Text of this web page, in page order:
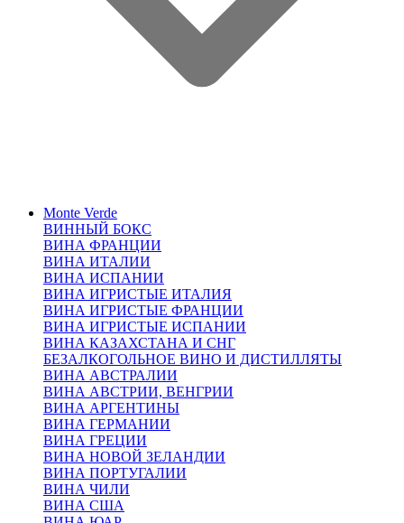
Monte Verde
ВИННЫЙ БОКС
ВИНА ФРАНЦИИ
ВИНА ИТАЛИИ
ВИНА ИСПАНИИ
ВИНА ИГРИСТЫЕ ИТАЛИЯ
ВИНА ИГРИСТЫЕ ФРАНЦИИ
ВИНА ИГРИСТЫЕ ИСПАНИИ
ВИНА КАЗАХСТАНА И СНГ
БЕЗАЛКОГОЛЬНОЕ ВИНО И ДИСТИЛЛЯТЫ
ВИНА АВСТРАЛИИ
ВИНА АВСТРИИ, ВЕНГРИИ
ВИНА АРГЕНТИНЫ
ВИНА ГЕРМАНИИ
ВИНА ГРЕЦИИ
ВИНА НОВОЙ ЗЕЛАНДИИ
ВИНА ПОРТУГАЛИИ
ВИНА ЧИЛИ
ВИНА США